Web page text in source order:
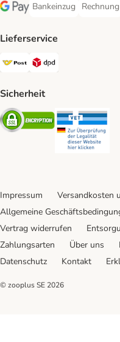
Google Pay Payment Method
Bankeinzug
Bankeinzug Payment
Rechnung
Lieferservice
Österreichische Post
Sicherheit
Security
Impressum
Versandkosten
Allgemeine
Vertrag widerrufen
Zahlungsarten
Über uns
Datenschutz
Kontakt
© zooplus SE 2026